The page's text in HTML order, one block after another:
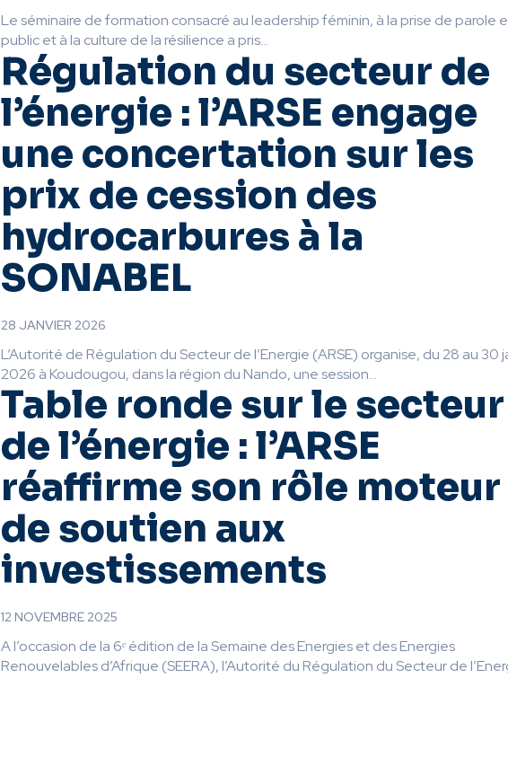
Le séminaire de formation consacré au leadership féminin, à la prise de parole
public et à la culture de la résilience a pris...
Régulation du secteur de
l’énergie : l’ARSE engage
une concertation sur les
prix de cession des
hydrocarbures à la
SONABEL
28 JANVIER 2026
L’Autorité de Régulation du Secteur de l’Energie (ARSE) organise, du 28 au 30
2026 à Koudougou, dans la région du Nando, une session...
Table ronde sur le secteur
de l’énergie : l’ARSE
réaffirme son rôle moteur
de soutien aux
investissements
12 NOVEMBRE 2025
A l’occasion de la 6ᵉ édition de la Semaine des Energies et des Energies
Renouvelables d’Afrique (SEERA), l’Autorité du Régulation du Secteur de